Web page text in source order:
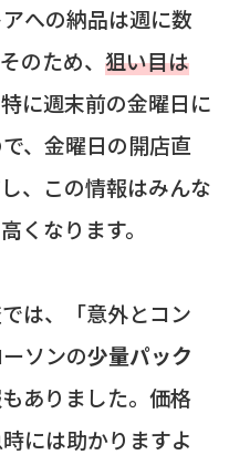
への納品は週に数
のため、 狙い目は
に週末前の金曜日に
、金曜日の開店直
、この情報はみんな
くなります。
は、「意外とコン
ソンの少量パック
ありました。価格
には助かりますよ